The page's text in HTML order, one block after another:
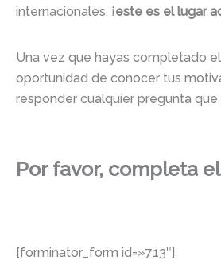
internacionales, ¡este es el lugar
Una vez que hayas completado
oportunidad de conocer tus
responder cualquier pregunta
Por favor, completa
[forminator_form id=»713″]